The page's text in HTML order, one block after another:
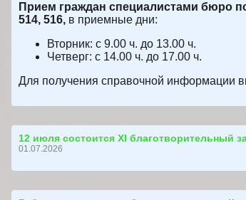
Прием граждан специалистами бюро
514, 516, в приемные дни:
Вторник: с 9.00 ч. до 13.00 ч.
Четверг: с 14.00 ч. до 17.00 ч.
Для получения справочной информации
12 июля состоится ХI благотворительный
01.07.2026